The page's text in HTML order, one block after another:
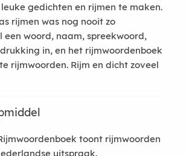
gedichten en rijmen te maken.
rijmen was nog nooit zo
een woord, naam, spreekwoord,
in, en het rijmwoordenboek
rijmwoorden. Rijm en dicht zoveel
toont rijmwoorden
uitspraak.